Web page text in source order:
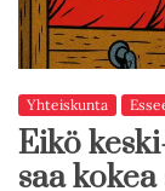
Yhteiskunta
Eikö
saa